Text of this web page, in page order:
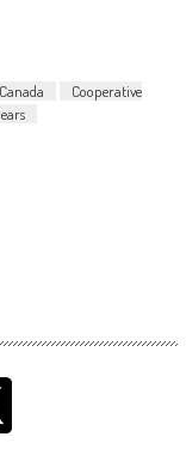
Canada
Cooperative